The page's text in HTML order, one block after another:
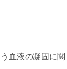
血液の凝固に関